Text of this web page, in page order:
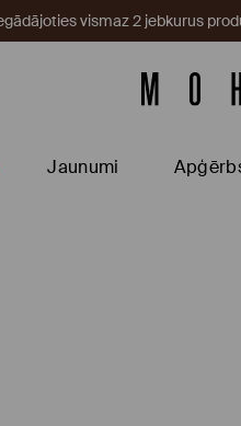
vismaz 2 jebkurus
Jaunumi